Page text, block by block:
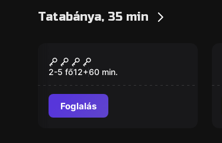
Tatabánya, 35 min
Új
Shambhala
szabadulószoba
2-5 fő12+60 min.
Foglalás